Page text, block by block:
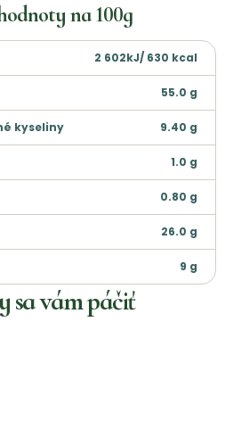
na100g
2 602kJ/ 630 kcal
55.0 g
kyseliny 9.40 g
1.0 g
0.80 g
26.0 g
9 g
sa vám páčiť